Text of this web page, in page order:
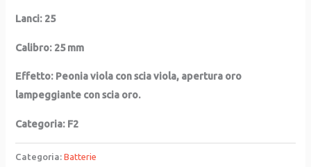
Lanci: 25
Calibro: 25 mm
Effetto: Peonia viola con scia viola, apertura oro
lampeggiante con scia oro.
Categoria: F2
Categoria:Batterie